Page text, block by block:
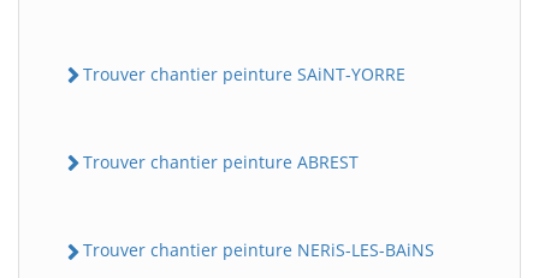
Trouver chantier peinture SAiNT-YORRE
Trouver chantier peinture ABREST
Trouver chantier peinture NERiS-LES-BAiNS